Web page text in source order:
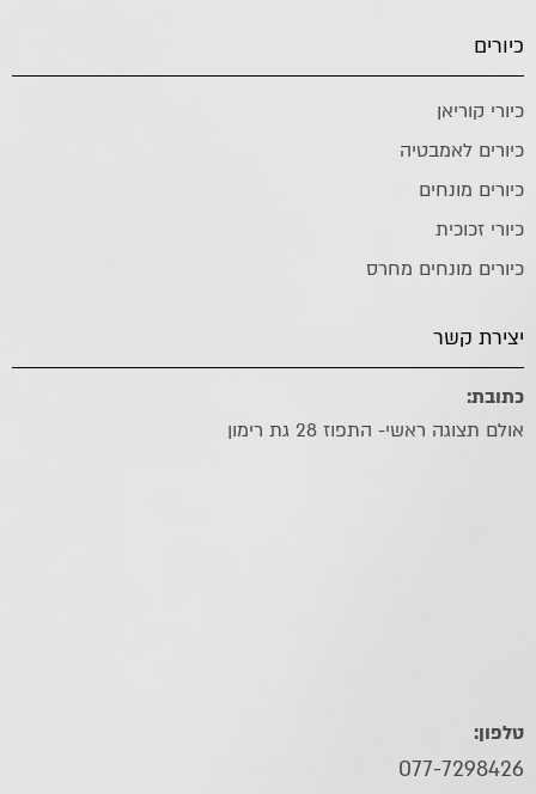
כיורים
כיורי קוריאן
כיורים לאמבטיה
כיורים מונחים
כיורי זכוכית
כיורים מונחים מחרס
יצירת קשר
כתובת:
אולם תצוגה ראשי- התפוז 28 גת רימון
טלפון:
077-7298426